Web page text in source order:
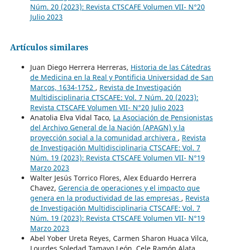
Núm. 20 (2023): Revista CTSCAFE Volumen VII- N°20
Julio 2023
Artículos similares
Juan Diego Herrera Herreras, Historia de las Cátedras
de Medicina en la Real y Pontificia Universidad de San
Marcos, 1634-1752 , Revista de Investigación
Multidisciplinaria CTSCAFE: Vol. 7 Núm. 20 (2023):
Revista CTSCAFE Volumen VII- N°20 Julio 2023
Anatolia Elva Vidal Taco, La Asociación de Pensionistas
del Archivo General de la Nación (APAGN) y la
proyección social a la comunidad archivera , Revista
de Investigación Multidisciplinaria CTSCAFE: Vol. 7
Núm. 19 (2023): Revista CTSCAFE Volumen VII- N°19
Marzo 2023
Walter Jesús Torrico Flores, Alex Eduardo Herrera
Chavez, Gerencia de operaciones y el impacto que
genera en la productividad de las empresas , Revista
de Investigación Multidisciplinaria CTSCAFE: Vol. 7
Núm. 19 (2023): Revista CTSCAFE Volumen VII- N°19
Marzo 2023
Abel Yober Ureta Reyes, Carmen Sharon Huaca Vilca,